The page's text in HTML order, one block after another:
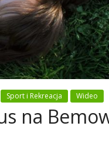
Sport i Rekreacja Wideo
na